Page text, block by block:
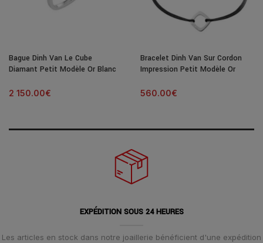
Bague Dinh Van Le Cube
Diamant Petit Modèle Or Blanc
2 150.00€
Bracelet Dinh Van Sur Cordon
Impression Petit Modèle Or
560.00€
EXPÉDITION SOUS 24 HEURES
Les articles en stock dans notre joaillerie bénéficient d'une expédition